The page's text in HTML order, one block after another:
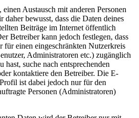
Austausch mit anderen Personen
bewusst, dass die Daten deines
Beiträge im Internet öffentlich
Betreiber kann jedoch festlegen, dass
für einen eingeschränkten Nutzerkreis
Administratoren etc.) zugänglich
hast, suche nach entsprechenden
kontaktiere den Betreiber. Die E-
ist dabei jedoch nur für den
Personen (Administratoren)